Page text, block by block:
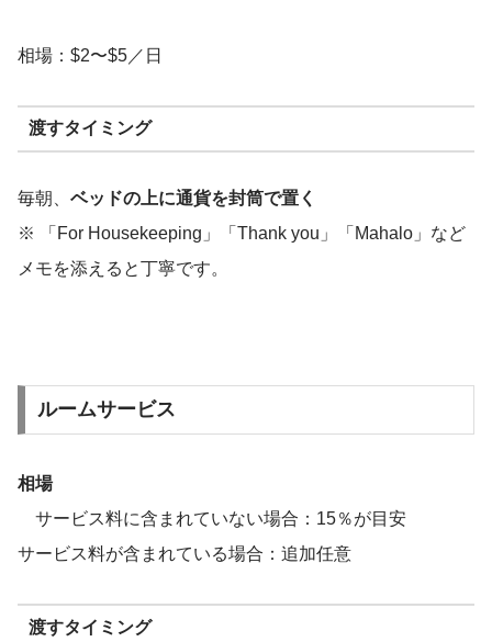
相場：$2〜$5／日
渡すタイミング
毎朝、 ベッドの上に通貨を封筒で置く
※ 「For Housekeeping」「Thank you」「Mahalo」など
メモを添えると丁寧です。
ルームサービス
相場
サービス料に含まれていない場合：15％が目安
サービス料が含まれている場合：追加任意
渡すタイミング